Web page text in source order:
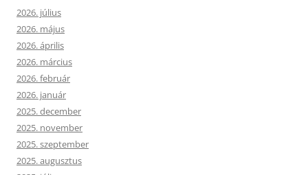
2026. július
2026. május
2026. április
2026. március
2026. február
2026. január
2025. december
2025. november
2025. szeptember
2025. augusztus